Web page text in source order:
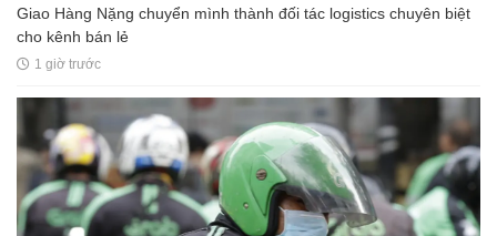
Giao Hàng Nặng chuyển mình thành đối tác logistics chuyên biệt
cho kênh bán lẻ
1 giờ trước